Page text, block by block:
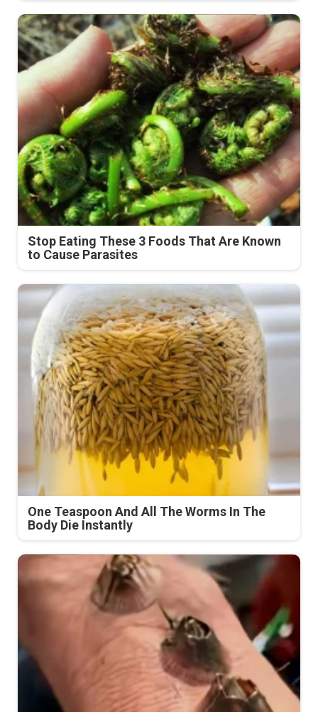
Stop Eating These 3 Foods That Are Known
to Cause Parasites
One Teaspoon And All The Worms In The
Body Die Instantly